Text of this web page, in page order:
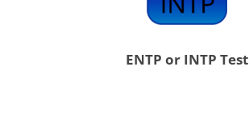
ENTP or INTP Test